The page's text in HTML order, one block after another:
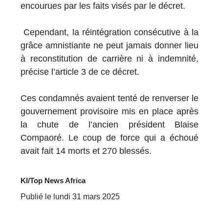
encourues par les faits visés par le décret.
Cependant, la réintégration consécutive à la
grâce amnistiante ne peut jamais donner lieu
à reconstitution de carrière ni à indemnité,
précise l’article 3 de ce décret.
Ces condamnés avaient tenté de renverser le
gouvernement provisoire mis en place après
la chute de l’ancien président Blaise
Compaoré. Le coup de force qui a échoué
avait fait 14 morts et 270 blessés.
KI/Top News Africa
Publié le lundi 31 mars 2025